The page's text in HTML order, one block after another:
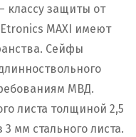
классу защиты от
MAXI имеют
Cейфы
МВД.
листа толщиной 2,5
мм стального листа.